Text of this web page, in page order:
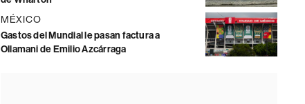
MÉXICO
Gastos del Mundial le pasan factura a
Ollamani de Emilio Azcárraga